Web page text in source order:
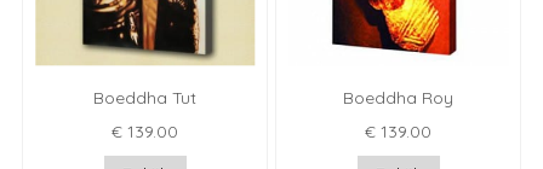
Boeddha Tut
€ 139.00
Boeddha Roy
€ 139.00